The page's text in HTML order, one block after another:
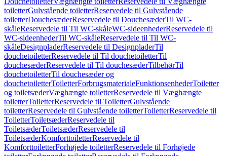
toiletterGulvstående toiletterReservedele til Gulvstående
toiletterDouchesæderReservedele til DouchesæderTil WC-
skåleReservedele til Til WC-skåleWC-sideenhederReservedele til
WC-sideenhederTil WC-skåleReservedele til Til WC-
skåleDesignpladerReservedele til DesignpladerTil
douchetoiletterReservedele til Til douchetoiletterTil
douchesæderReservedele til Til douchesæderTilbehørTil
douchetoiletterTil douchesæder og
douchetoiletterToiletterForbrugsmaterialeFunktionsenhederToiletter
og toiletsæderVæghængte toiletterReservedele til Væghængte
toiletterToiletterReservedele til ToiletterGulvstående
toiletterReservedele til Gulvstående toiletterToiletterReservedele til
ToiletterToiletsæderReservedele til
ToiletsæderToiletsæderReservedele til
ToiletsæderKomforttoiletterReservedele til
KomforttoiletterForhøjede toiletterReservedele til Forhøjede